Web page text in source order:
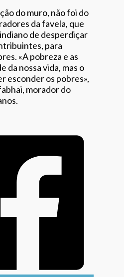
do muro, não foi do
da favela, que
de desperdiçar
para
«A pobreza e as
da nossa vida, mas o
esconder os pobres»,
morador do